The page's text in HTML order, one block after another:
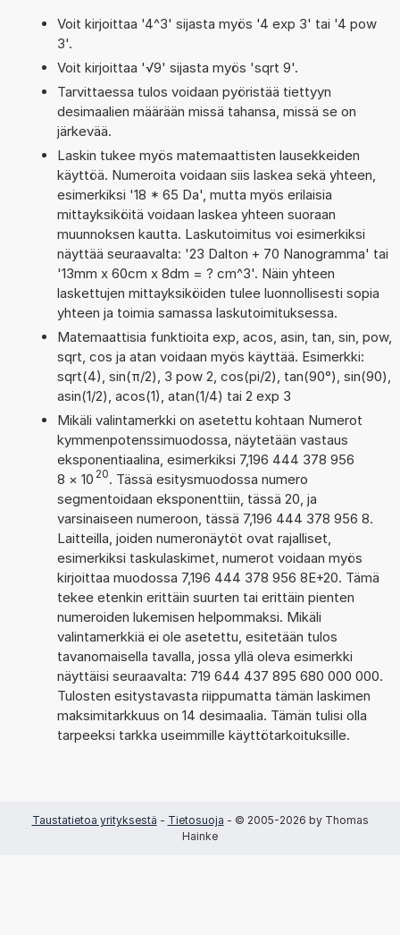
Voit kirjoittaa '4^3' sijasta myös '4 exp 3' tai '4 pow
3'.
Voit kirjoittaa '√9' sijasta myös 'sqrt 9'.
Tarvittaessa tulos voidaan pyöristää tiettyyn
desimaalien määrään missä tahansa, missä se on
järkevää.
Laskin tukee myös matemaattisten lausekkeiden
käyttöä. Numeroita voidaan siis laskea sekä yhteen,
esimerkiksi '18 * 65 Da', mutta myös erilaisia
mittayksiköitä voidaan laskea yhteen suoraan
muunnoksen kautta. Laskutoimitus voi esimerkiksi
näyttää seuraavalta: '23 Dalton + 70 Nanogramma' tai
'13mm x 60cm x 8dm = ? cm^3'. Näin yhteen
laskettujen mittayksiköiden tulee luonnollisesti sopia
yhteen ja toimia samassa laskutoimituksessa.
Matemaattisia funktioita exp, acos, asin, tan, sin, pow,
sqrt, cos ja atan voidaan myös käyttää. Esimerkki:
sqrt(4), sin(π/2), 3 pow 2, cos(pi/2), tan(90°), sin(90),
asin(1/2), acos(1), atan(1/4) tai 2 exp 3
Mikäli valintamerkki on asetettu kohtaan Numerot
kymmenpotenssimuodossa, näytetään vastaus
eksponentiaalina, esimerkiksi 7,196 444 378 956
8 × 10 20. Tässä esitysmuodossa numero
segmentoidaan eksponenttiin, tässä 20, ja
varsinaiseen numeroon, tässä 7,196 444 378 956 8.
Laitteilla, joiden numeronäytöt ovat rajalliset,
esimerkiksi taskulaskimet, numerot voidaan myös
kirjoittaa muodossa 7,196 444 378 956 8E+20. Tämä
tekee etenkin erittäin suurten tai erittäin pienten
numeroiden lukemisen helpommaksi. Mikäli
valintamerkkiä ei ole asetettu, esitetään tulos
tavanomaisella tavalla, jossa yllä oleva esimerkki
näyttäisi seuraavalta: 719 644 437 895 680 000 000.
Tulosten esitystavasta riippumatta tämän laskimen
maksimitarkkuus on 14 desimaalia. Tämän tulisi olla
tarpeeksi tarkka useimmille käyttötarkoituksille.
Taustatietoa yrityksestä - Tietosuoja - © 2005-2026 by Thomas
Hainke